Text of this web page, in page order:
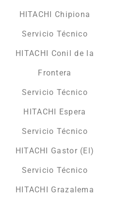
HITACHI Chipiona
Servicio Técnico
HITACHI Conil de la
Frontera
Servicio Técnico
HITACHI Espera
Servicio Técnico
HITACHI Gastor (El)
Servicio Técnico
HITACHI Grazalema